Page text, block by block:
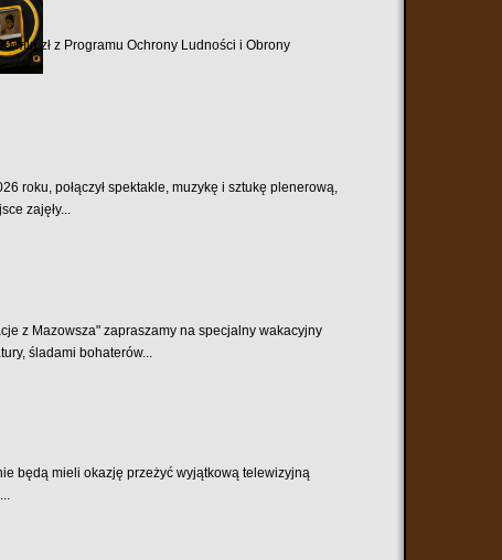
mln zł z Programu Ochrony Ludności i Obrony
roku, połączył spektakle, muzykę i sztukę plenerową,
zajęły...
z Mazowsza" zapraszamy na specjalny wakacyjny
śladami bohaterów...
będą mieli okazję przeżyć wyjątkową telewizyjną